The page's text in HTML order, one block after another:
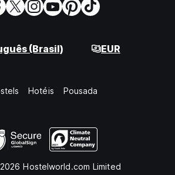
(Brasil) EUR
Hotéis Pousada
Hostelworld.com Limited